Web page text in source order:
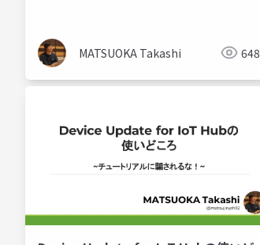
MATSUOKA Takashi 648